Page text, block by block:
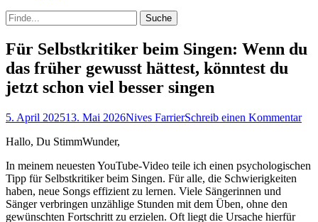
bei
der
Suche
Suche
nach:
Für Selbstkritiker beim Singen: Wenn du
das früher gewusst hättest, könntest du
jetzt schon viel besser singen
Posted
5. April 202513. Mai 2026Autor
Nives FarrierSchreib einen Kommentar
Hallo, Du StimmWunder,
​In meinem neuesten YouTube-Video teile ich einen psychologischen
Tipp für Selbstkritiker beim Singen. Für alle, die Schwierigkeiten
haben, neue Songs effizient zu lernen. Viele Sängerinnen und
Sänger verbringen unzählige Stunden mit dem Üben, ohne den
gewünschten Fortschritt zu erzielen. Oft liegt die Ursache hierfür